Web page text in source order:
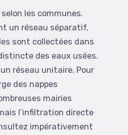
les communes.
un réseau séparatif,
sont collectées dans
des eaux usées.
réseau unitaire. Pour
des nappes
mairies
l’infiltration directe
impérativement